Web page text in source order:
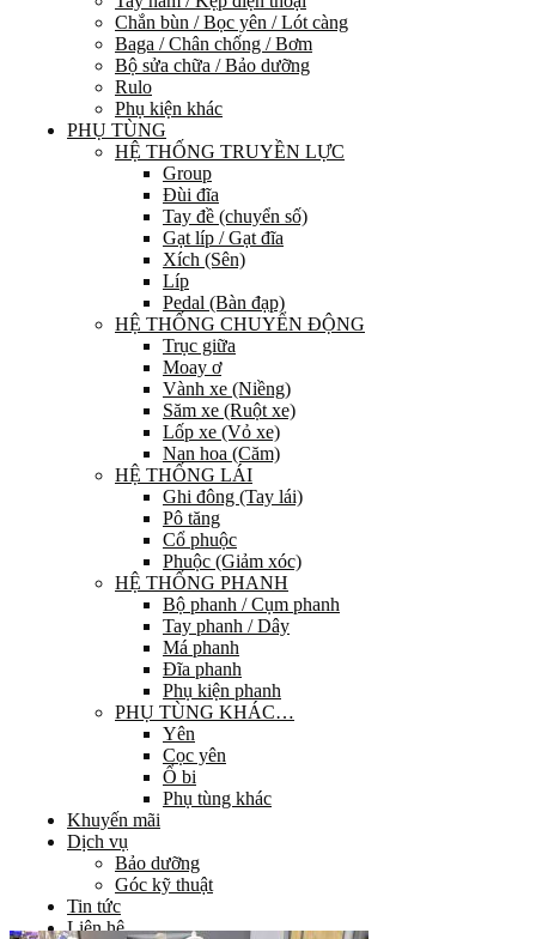
Chắn bùn / Bọc yên / Lót càng
Baga / Chân chống / Bơm
Bộ sửa chữa / Bảo dưỡng
Rulo
Phụ kiện khác
PHỤ TÙNG
HỆ THỐNG TRUYỀN LỰC
Group
Đùi đĩa
Tay đề (chuyển số)
Gạt líp / Gạt đĩa
Xích (Sên)
Líp
Pedal (Bàn đạp)
HỆ THỐNG CHUYỂN ĐỘNG
Trục giữa
Moay ơ
Vành xe (Niềng)
Săm xe (Ruột xe)
Lốp xe (Vỏ xe)
Nan hoa (Căm)
HỆ THỐNG LÁI
Ghi đông (Tay lái)
Pô tăng
Cổ phuộc
Phuộc (Giảm xóc)
HỆ THỐNG PHANH
Bộ phanh / Cụm phanh
Tay phanh / Dây
Má phanh
Đĩa phanh
Phụ kiện phanh
PHỤ TÙNG KHÁC…
Yên
Cọc yên
Ổ bi
Phụ tùng khác
Khuyến mãi
Dịch vụ
Bảo dưỡng
Góc kỹ thuật
Tin tức
Liên hệ